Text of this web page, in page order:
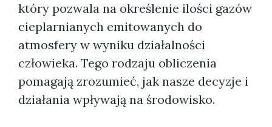
który pozwala na określenie ilości gazów
cieplarnianych emitowanych do
atmosfery w wyniku działalności
człowieka. Tego rodzaju obliczenia
pomagają zrozumieć, jak nasze decyzje i
działania wpływają na środowisko.